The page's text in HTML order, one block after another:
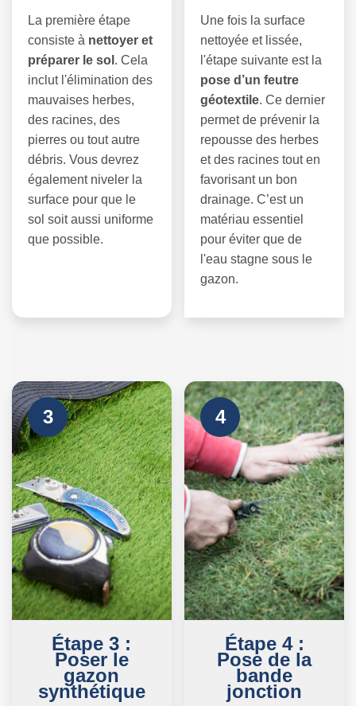
La première étape
consiste à nettoyer et
préparer le sol . Cela
inclut l'élimination des
mauvaises herbes,
des racines, des
pierres ou tout autre
débris. Vous devrez
également niveler la
surface pour que le
sol soit aussi uniforme
que possible.
Une fois la surface
nettoyée et lissée,
l'étape suivante est la
pose d’un feutre
géotextile. Ce dernier
permet de prévenir la
repousse des herbes
et des racines tout en
favorisant un bon
drainage. C’est un
matériau essentiel
pour éviter que de
l'eau stagne sous le
gazon.
3
Étape 3 :
Poser le
gazon
synthétique
4
Étape 4 :
Pose de la
bande
jonction